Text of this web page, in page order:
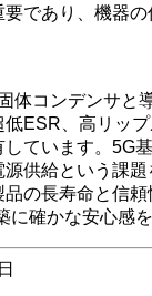
であり、機器
体コンデンサと
低ESR、高リッ
ています。5G
供給という課題
の長寿命と信頼
に確かな安心感を